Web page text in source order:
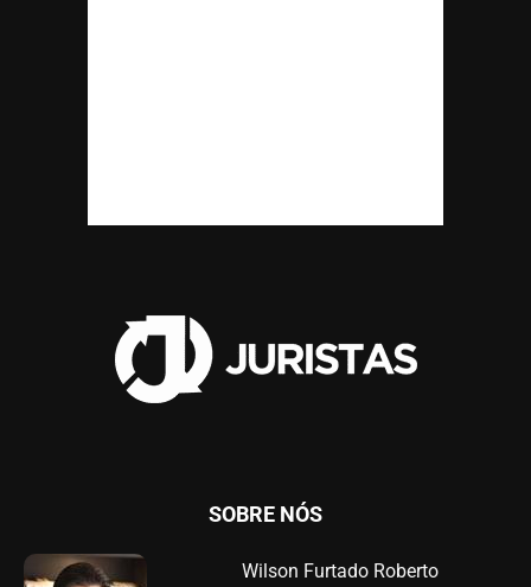
SOBRE NÓS
Wilson Furtado Roberto